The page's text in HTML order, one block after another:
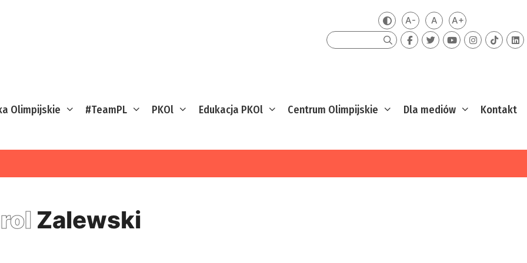
Zmień kontrast
A-Mniejsza czcionka
ADomyślna czcionka
A+Większa
Szukaj
Olimpijskie #TeamPL PKOl Edukacja PKOl Centrum Olimpijskie Dla mediów Kontakt
Zalewski